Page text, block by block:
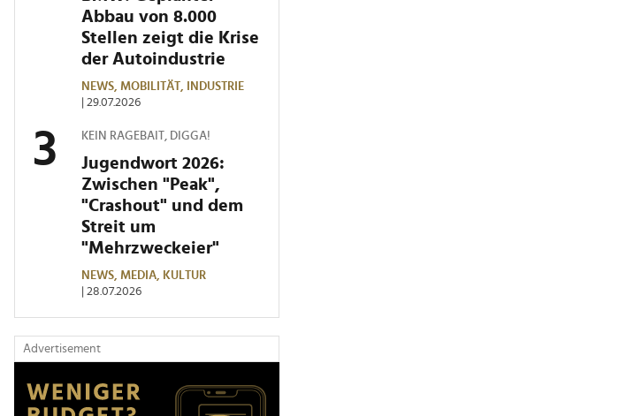
Abbau von 8.000
Stellen zeigt die Krise
der Autoindustrie
NEWS, MOBILITÄT,
INDUSTRIE
| 29.07.2026
KEIN RAGEBAIT, DIGGA!
Jugendwort 2026:
Zwischen "Peak",
"Crashout" und dem
Streit um
"Mehrzweckeier"
NEWS, MEDIA,
KULTUR
| 28.07.2026
Advertisement